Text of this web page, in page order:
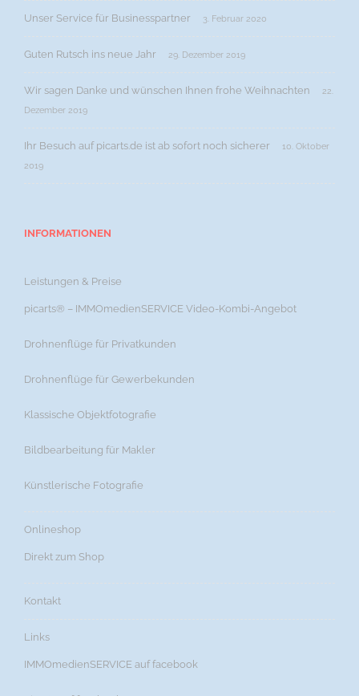
Unser Service für Businesspartner 3. Februar 2020
Guten Rutsch ins neue Jahr 29. Dezember 2019
Wir sagen Danke und wünschen Ihnen frohe Weihnachten
22.
Dezember 2019
Ihr Besuch auf picarts.de ist ab sofort noch sicherer
10. Oktober
2019
INFORMATIONEN
Leistungen & Preise
picarts® – IMMOmedienSERVICE Video-Kombi-Angebot
Drohnenflüge für Privatkunden
Drohnenflüge für Gewerbekunden
Klassische Objektfotografie
Bildbearbeitung für Makler
Künstlerische Fotografie
Onlineshop
Direkt zum Shop
Kontakt
Links
IMMOmedienSERVICE auf facebook